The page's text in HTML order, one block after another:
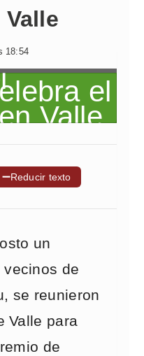
18:54
➖Reducir texto
un
de
se reunieron
Valle para
de